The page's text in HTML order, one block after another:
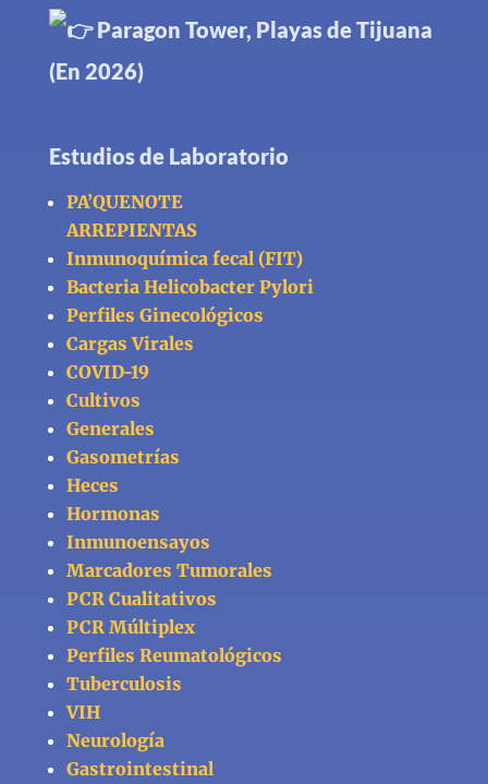
Paragon Tower, Playas de Tijuana
(En 2026)
Estudios de Laboratorio
PA’QUENOTE
ARREPIENTAS
Inmunoquímica fecal (FIT)
Bacteria Helicobacter Pylori
Perfiles Ginecológicos
Cargas Virales
COVID-19
Cultivos
Generales
Gasometrías
Heces
Hormonas
Inmunoensayos
Marcadores Tumorales
PCR Cualitativos
PCR Múltiplex
Perfiles Reumatológicos
Tuberculosis
VIH
Neurología
Gastrointestinal